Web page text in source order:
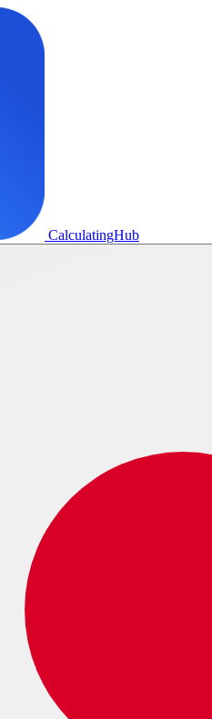
CalculatingHub